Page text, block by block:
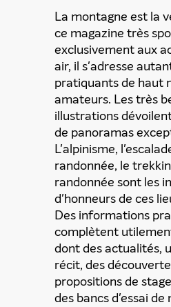
Partager
La montagne est la
ce magazine très
exclusivement aux
air, il s'adresse
pratiquants de haut
amateurs. Les très
illustrations
de panoramas
L'alpinisme,
randonnée, le
randonnée sont les
d'honneurs de ces
Des informations
complètent
dont des actualités,
récit, des
propositions de
des bancs d'essai de